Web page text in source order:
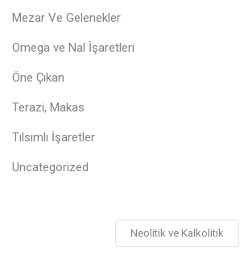
Mezar Ve Gelenekler
Omega ve Nal İşaretleri
Öne Çıkan
Terazi, Makas
Tılsımlı İşaretler
Uncategorized
Neolitik ve Kalkolitik